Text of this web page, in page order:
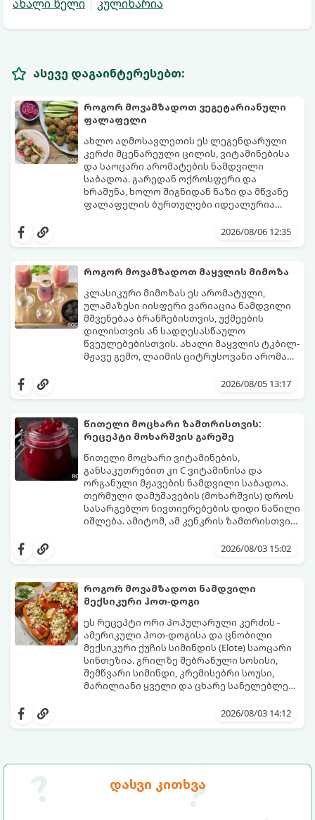
დასვი კითხვა
ახალი წელი
კულინარია
ასევე დაგაინტერესებთ:
როგორ მოვამზადოთ ვეგეტარიანული
ფალაფელი
ახლო აღმოსავლეთის ეს ლეგენდარული
კერძი მცენარეული ცილის, ვიტამინებისა
და საოცარი არომატების ნამდვილი
საბადოა. გარედან ოქროსფერი და
ხრაშუნა, ხოლო შიგნიდან ნაზი და მწვანე
ფალაფელის ბურთულები იდეალურია
სალათებთან ერთად ან ტახინის (სესამის)
მდგომარეობს, რომ გამოიყენება
შეწვისას ფორმა იდეალურად შეინარჩუნოს
და არ დაიშალოს.
მომზადების დრო: 20 წუთი (დამატებით
მუხუდოს ჩალბობის დრო: 12-24 საათი)
შეწვის დრო: 10–15 წუთი ულუფა: 20–24 ცალი
ბურთულა (4–6 პორცია)
2026/08/06 12:35
როგორ მოვამზადოთ მაყვლის მიმოზა
კლასიკური მიმოზას ეს არომატული,
ულამაზესი იისფერი ვარიაცია ნამდვილი
მშვენებაა ბრანჩებისთვის, უქმეების
დილისთვის ან სადღესასწაულო
წვეულებებისთვის. ახალი მაყვლის ტკბილ-
მჟავე გემო, ლაიმის ციტრუსოვანი არომატი
საოცრად დახვეწილ და მაგრილებელ
და მის მომზადებას მინიმალური
პორცია
2026/08/05 13:17
წითელი მოცხარი ზამთრისთვის:
რეცეპტი მოხარშვის გარეშე
წითელი მოცხარი ვიტამინების,
განსაკუთრებით კი C ვიტამინისა და
ორგანული მჟავების ნამდვილი საბადოა.
თერმული დამუშავების (მოხარშვის) დროს
სასარგებლო ნივთიერებების დიდი ნაწილი
იშლება. ამიტომ, ამ კენკრის ზამთრისთვის
მომზადებაა - მოხარშვის გარეშე.
ბუნებრივ, კაშკაშა გემოს, არომატს და
2026/08/03 15:02
როგორ მოვამზადოთ ნამდვილი
მექსიკური ჰოთ-დოგი
ეს რეცეპტი ორი პოპულარული კერძის -
ამერიკული ჰოთ-დოგისა და ცნობილი
მექსიკური ქუჩის სიმინდის (Elote) საოცარი
სინთეზია. გრილზე შებრაწული სოსისი,
შემწვარი სიმინდი, კრემისებრი სოუსი,
მარილიანი ყველი და ცხარე სანელებლები
წვეულებებისთვის, ბარბექიუსთვის ან
ულუფა: 8 პორცია
2026/08/03 14:12